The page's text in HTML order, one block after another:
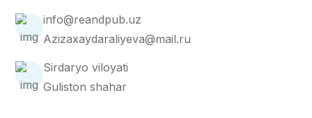
info@reandpub.uz
Azizaxaydaraliyeva@mail.ru
Sirdaryo viloyati
Guliston shahar